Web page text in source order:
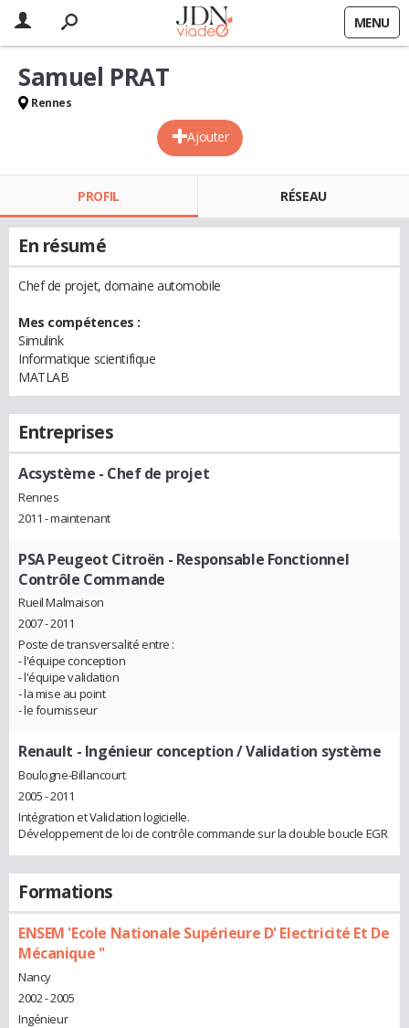
MENU
Ajouter
Samuel PRAT
Rennes
PROFIL RÉSEAU
En résumé
Chef de projet, domaine automobile
Mes compétences :
Simulink
Informatique scientifique
MATLAB
Entreprises
Acsystème - Chef de projet
Rennes
2011 - maintenant
PSA Peugeot Citroën - Responsable Fonctionnel
Contrôle Commande
Rueil Malmaison
2007 - 2011
Poste de transversalité entre :
- l'équipe conception
- l'équipe validation
- la mise au point
- le fournisseur
Renault - Ingénieur conception / Validation système
Boulogne-Billancourt
2005 - 2011
Intégration et Validation logicielle.
Développement de loi de contrôle commande sur la double boucle EGR
Formations
ENSEM 'Ecole Nationale Supérieure D' Electricité Et De
Mécanique ''
Nancy
2002 - 2005
Ingénieur